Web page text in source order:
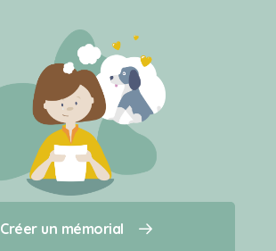
Créer un mémorial
Qui sommes-nous ?
Créer un mémorial